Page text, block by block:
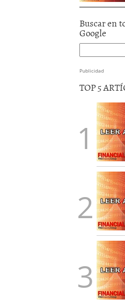
Buscar en
Google
Publicidad
TOP 5